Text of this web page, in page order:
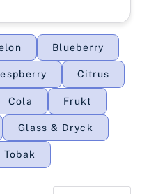
Blueberry
Citrus
Cola Frukt
Glass & Dryck
Tobak